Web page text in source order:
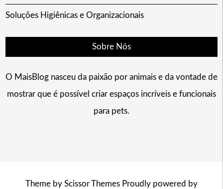
Soluções Higiênicas e Organizacionais
Sobre Nós
O MaisBlog nasceu da paixão por animais e da vontade de
mostrar que é possível criar espaços incríveis e funcionais
para pets.
Theme by Scissor Themes Proudly powered by